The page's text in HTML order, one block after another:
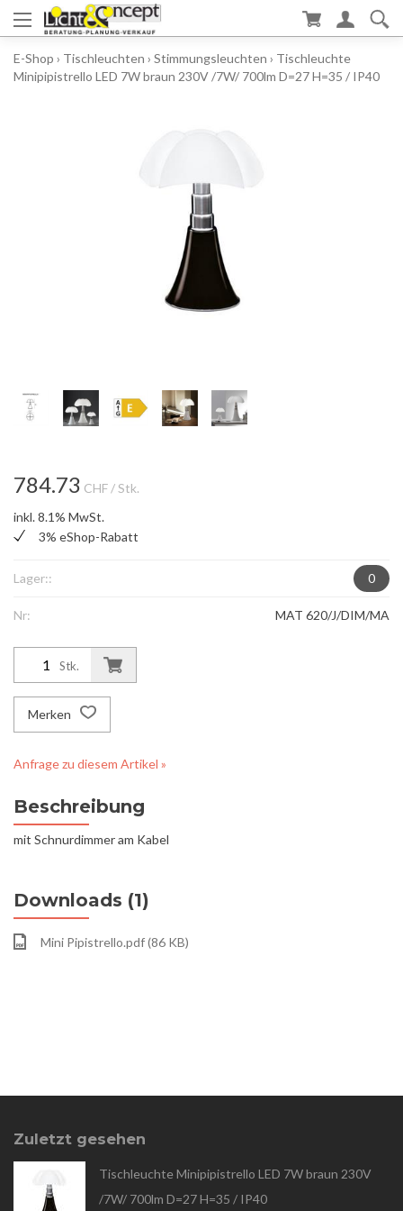
E-Shop › Tischleuchten › Stimmungsleuchten › Tischleuchte
Minipipistrello LED 7W braun 230V /7W/ 700lm D=27 H=35 / IP40
784.73 CHF / Stk.
inkl. 8.1% MwSt.
3% eShop-Rabatt
Lager:: 0
Nr: MAT 620/J/DIM/MA
Stk.
Merken
Anfrage zu diesem Artikel »
Beschreibung
mit Schnurdimmer am Kabel
Downloads (1)
Mini Pipistrello.pdf (86 KB)
Zuletzt gesehen
Tischleuchte Minipipistrello LED 7W braun 230V
/7W/ 700lm D=27 H=35 / IP40